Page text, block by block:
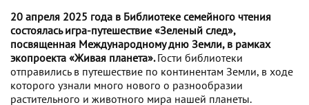
20 апреля 2025 года в Библиотеке семейного чтения
состоялась игра-путешествие «Зеленый след»,
посвященная Международному дню Земли, в рамках
экопроекта «Живая планета».Гости библиотеки
отправились в путешествие по континентам Земли, в ходе
которого узнали много нового о разнообразии
растительного и животного мира нашей планеты.